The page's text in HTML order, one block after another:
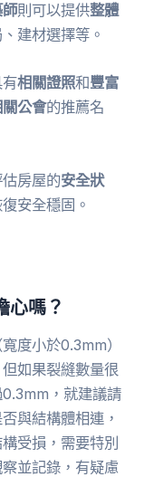
則可以提供整體
建材選擇等。
相關證照和豐富
公會的推薦名
房屋的安全狀
安全穩固。
心嗎？
度小於0.3mm）
如果裂縫數量很
，就建議請
與結構體相連，
受損，需要特別
並記錄，有疑慮